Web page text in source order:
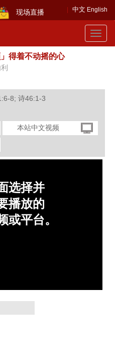
中文 English
现场直播
Toggle
」得着不动摇的心
8; 诗46:1-3
本站中文视频